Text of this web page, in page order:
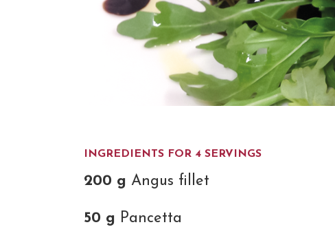
INGREDIENTS FOR 4 SERVINGS
200 g Angus fillet
50 g Pancetta